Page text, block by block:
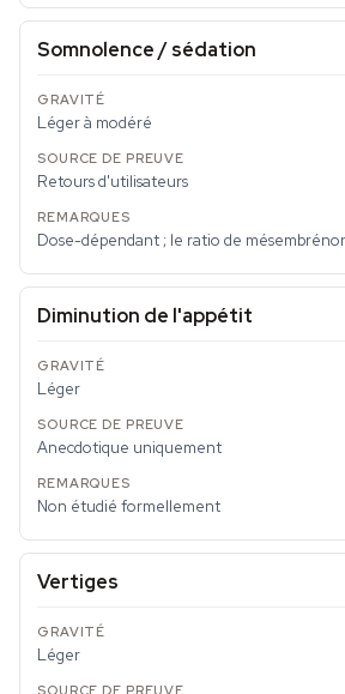
Somnolence / sédation
Léger à modéré
Retours d'utilisateurs
Dose-dépendant ; le ratio de
Diminution de l'appétit
Léger
Anecdotique uniquement
Non étudié formellement
Vertiges
Léger